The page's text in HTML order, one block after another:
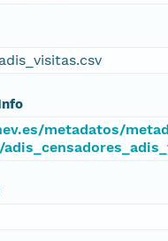
metadatos/